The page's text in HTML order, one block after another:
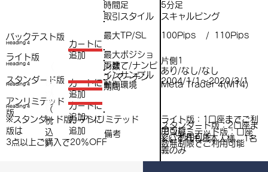
バックテスト版
スタンダード版
アンリミテッド
版
最大ポジショ
ン数
片側1
Heading 4
​カートに
追加
税
込
）
Heading 4
​カートに
追加
Heading 4
税
込
）
​カートに
追加
Heading 4
（
税
込
）
​カートに
追加
ライト版
取引スタイル スキャルピング
最大TP/SL 100Pips / 110Pips
両建て/ナンピ
ン/マーチン
あり/なし/なし
インサンプル
期間
2004/1/1～2020/3/1
動作環境 Meta Trader 4(MT4)
時間足 5分足
備考
ライト版：1口座までご利
用可能
スタンダード版：2口座ま
でご利用可能
アンリミテッド版：口座
数無制限でご利用可能
※いずれもご本人様、1名
義のみ
※スタンダード版、アンリミテッド
版は
3点以上ご購入で​20％OFF